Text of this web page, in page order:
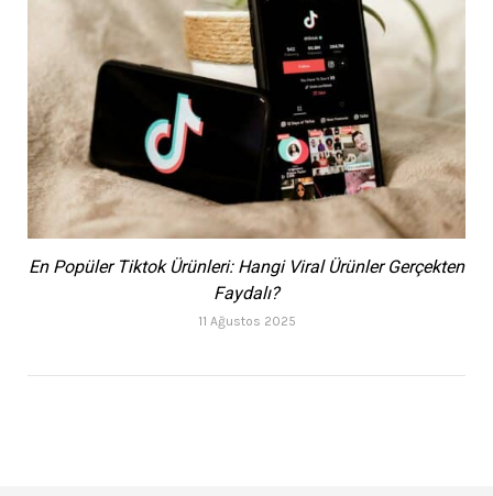
En Popüler Tiktok Ürünleri: Hangi Viral Ürünler Gerçekten
Faydalı?
11 Ağustos 2025